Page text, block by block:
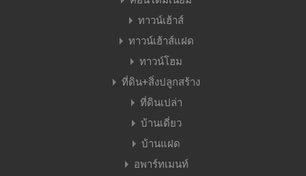
ทาวน์เฮ้าส์
ทาวน์เฮ้าส์แฝด
ทาวน์โฮม
ที่ดิน+สิ่งปลูกสร้าง
ที่ดินเปล่า
บ้านเดี่ยว
บ้านแฝด
อพาร์ทเมนท์